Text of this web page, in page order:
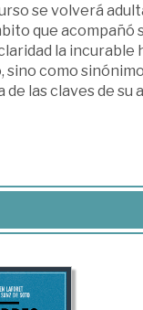
se volverá
que acompañó
la incurable
sino como
las claves de su